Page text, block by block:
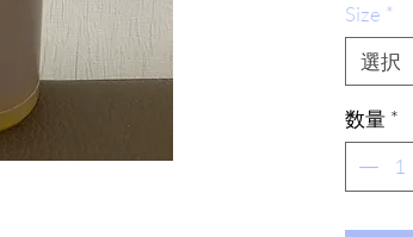
ルでイ
す。
上記の
良く浸
ます。
ルの
Size *
選択
数量 *